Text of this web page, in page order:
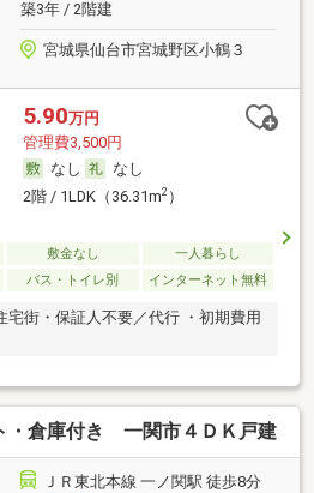
築3年 / 2階建
宮城県仙台市宮城野区小鶴３
5.90万円
管理費3,500円
なし
なし
2階 / 1LDK（36.31m2）
敷金なし
一人暮らし
バス・トイレ別 インターネット無料
宅街・保証人不要／代行 ・初期費用
・倉庫付き 一関市４ＤＫ戸建
ＪＲ東北本線 一ノ関駅 徒歩8分